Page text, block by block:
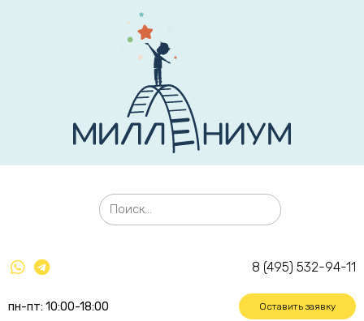
8 (495) 532-94-11
пн-пт: 10:00-18:00 Оставить заявку